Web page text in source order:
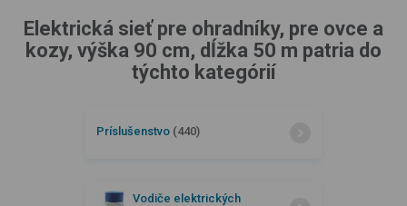
Elektrická sieť pre ohradníky, pre ovce a
kozy, výška 90 cm, dĺžka 50 m patria do
týchto kategórií
Príslušenstvo (440)
Vodiče elektrických